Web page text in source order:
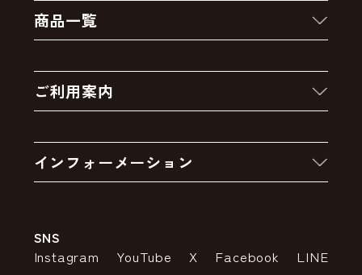
商品一覧
クーポン
卸販売・大量注文
アウトレットセール
ご利用案内
お支払いについて
インフォーメーション
特定商取引法の表示
SNS
Instagram YouTube X Facebook LINE